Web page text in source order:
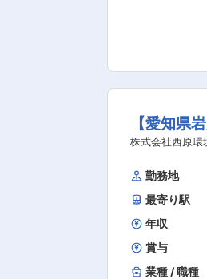
ード等を
す。 ※完全反響型の集客で新
しています。 ■配属部署の特徴 インテリアコーディネーターの部門は約20名在籍。 9割が女性で構成されており、育休復帰後に
ライベートと両立しながら活
さまにとっ
【愛知県
株式会社西原環
勤務地
最寄り駅
年収
賞与
業種 / 職種